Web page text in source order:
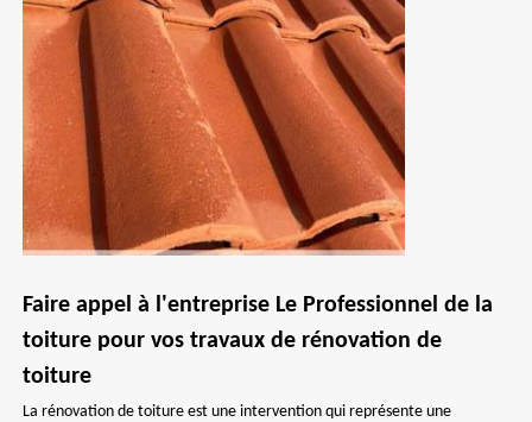
Faire appel à l'entreprise Le Professionnel de la
toiture pour vos travaux de rénovation de
toiture
La rénovation de toiture est une intervention qui représente une